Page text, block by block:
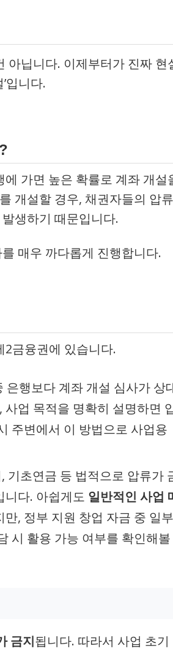
아닙니다. 이제부터가 진짜 현
입니다.
가면 높은 확률로 계좌 개설
개설할 경우, 채권자들의 압류
생하기 때문입니다.
매우 까다롭게 진행합니다.
2금융권에 있습니다.
은행보다 계좌 개설 심사가 상
업 목적을 명확히 설명하면
주변에서 이 방법으로 사업용
기초연금 등 법적으로 압류가
니다. 아쉽게도 일반적인 사업
만, 정부 지원 창업 자금 중 일부
시 활용 가능 여부를 확인해볼
금지됩니다. 따라서 사업 초기